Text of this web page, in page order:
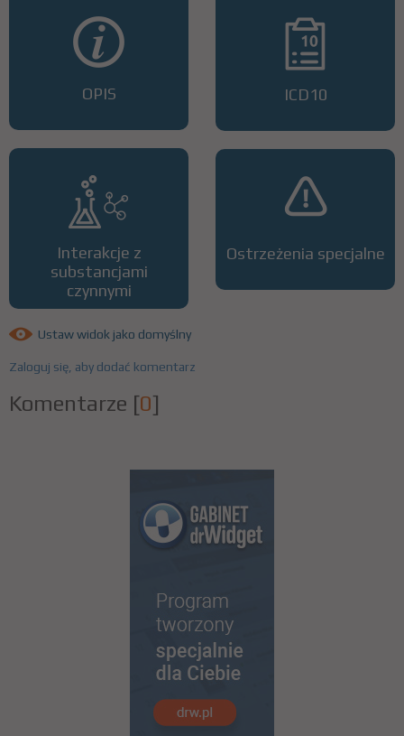
OPIS
Interakcje z
substancjami
czynnymi
ICD10
Ostrzeżenia specjalne
Ustaw widok jako domyślny
Zaloguj się, aby dodać komentarz
Komentarze [0]